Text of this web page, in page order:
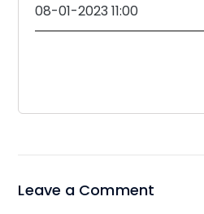
08-01-2023 11:00
Leave a Comment